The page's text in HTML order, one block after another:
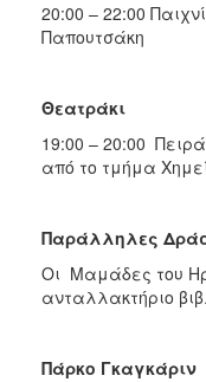
20:00 – 22:00
Παπουτσάκη
Θεατράκι
19:00 – 20:00
από το τμήμα
Παράλληλες
Οι Μαμάδες του
ανταλλακτήριο
Πάρκο Γκαγκάριν